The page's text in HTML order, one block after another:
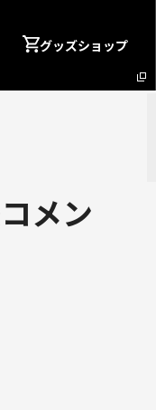
グッズショップ
メン